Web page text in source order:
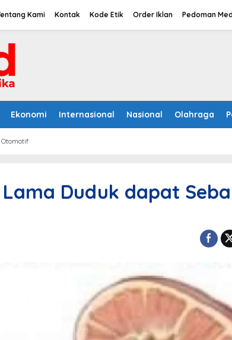
Kami Kontak Kode Etik Order Iklan Pedoman
Ekonomi Internasional Nasional Olahraga
Otomotif
Duduk dapat